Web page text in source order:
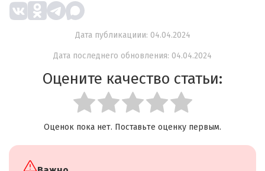
Дата публикациии: 04.04.2024
Дата последнего обновления: 04.04.2024
Оцените качество статьи:
Оценок пока нет. Поставьте оценку первым.